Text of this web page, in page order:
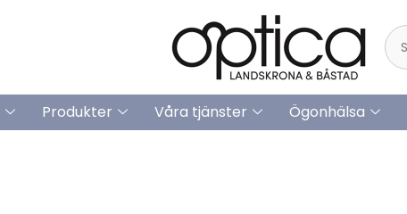
Produkter Våra tjänster Ögonhälsa